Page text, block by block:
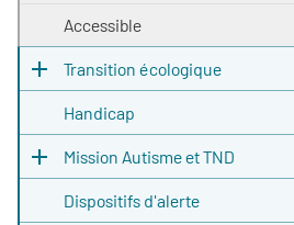
Accessible
Transition écologique
Handicap
Mission Autisme et TND
Dispositifs d'alerte